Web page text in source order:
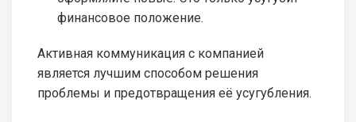
финансовое положение.
Активная коммуникация с компанией
является лучшим способом решения
проблемы и предотвращения её усугубления.